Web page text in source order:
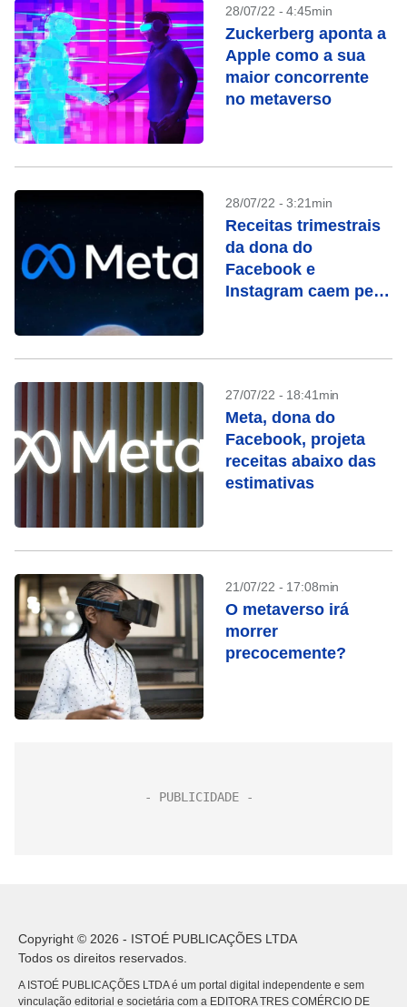
28/07/22 - 4:45min
Zuckerberg aponta a
Apple como a sua
maior concorrente
no metaverso
28/07/22 - 3:21min
Receitas trimestrais
da dona do
Facebook e
Instagram caem pela
27/07/22 - 18:41min
Meta, dona do
Facebook, projeta
receitas abaixo das
estimativas
21/07/22 - 17:08min
O metaverso irá
morrer
precocemente?
Copyright © 2026 - ISTOÉ PUBLICAÇÕES LTDA
Todos os direitos reservados.
A ISTOÉ PUBLICAÇÕES LTDA é um portal digital independente e sem
vinculação editorial e societária com a EDITORA TRES COMÉRCIO DE